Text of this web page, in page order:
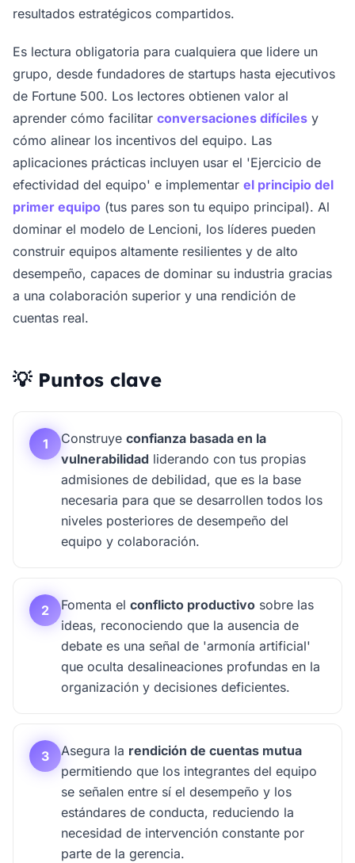
resultados estratégicos compartidos.
Es lectura obligatoria para cualquiera que lidere un
grupo, desde fundadores de startups hasta ejecutivos
de Fortune 500. Los lectores obtienen valor al
aprender cómo facilitar conversaciones difíciles y
cómo alinear los incentivos del equipo. Las
aplicaciones prácticas incluyen usar el 'Ejercicio de
efectividad del equipo' e implementar el principio del
primer equipo (tus pares son tu equipo principal). Al
dominar el modelo de Lencioni, los líderes pueden
construir equipos altamente resilientes y de alto
desempeño, capaces de dominar su industria gracias
a una colaboración superior y una rendición de
cuentas real.
💡 Puntos clave
1 Construye confianza basada en la
vulnerabilidad liderando con tus propias
admisiones de debilidad, que es la base
necesaria para que se desarrollen todos los
niveles posteriores de desempeño del
equipo y colaboración.
2 Fomenta el conflicto productivo sobre las
ideas, reconociendo que la ausencia de
debate es una señal de 'armonía artificial'
que oculta desalineaciones profundas en la
organización y decisiones deficientes.
3 Asegura la rendición de cuentas mutua
permitiendo que los integrantes del equipo
se señalen entre sí el desempeño y los
estándares de conducta, reduciendo la
necesidad de intervención constante por
parte de la gerencia.